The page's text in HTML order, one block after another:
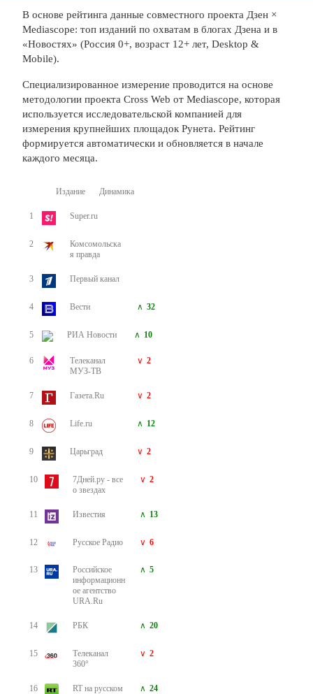
В основе рейтинга данные совместного проекта Дзен ×
Mediascope: топ изданий по охватам в блогах Дзена и в
«Новостях» (Россия 0+, возраст 12+ лет, Desktop &
Mobile).
Специализированное измерение проводится на основе
методологии проекта Cross Web от Mediascope, которая
используется исследовательской компанией для
измерения крупнейших площадок Рунета. Рейтинг
формируется автоматически и обновляется в начале
каждого месяца.
Издание Динамика
1 Super.ru
2
Комсомольска
я правда
3 Первый канал
4 Вести 32
5 РИА Новости 10
6
Телеканал
МУЗ-ТВ
2
7 Газета.Ru 2
8 Life.ru 12
9 Царьград 2
10
7Дней.ру - все
о звездах
2
11 Известия 13
12 Русское Радио 6
13
Российское
информационн
ое агентство
URA.Ru
5
14 РБК 20
15
Телеканал
360°
2
16 RT на русском 24